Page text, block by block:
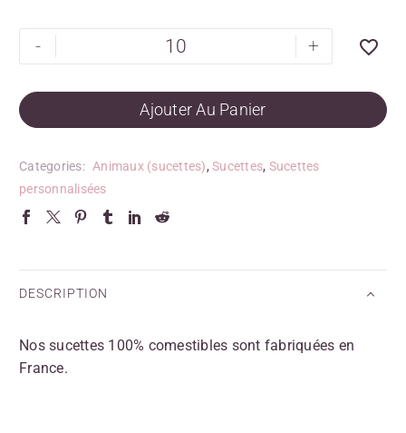
- +
Ajouter Au Panier
Categories: Animaux (sucettes), Sucettes, Sucettes
personnalisées
DESCRIPTION
Nos sucettes 100% comestibles sont fabriquées en
France.